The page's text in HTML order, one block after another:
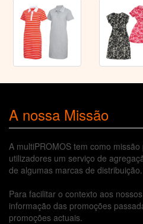
A nossa Missão
A multiPROMOS tem como
utilizadores um serviço de
de algumas marcas de distribuição.
Para facilitar o contexto aos
informação das promoções
promoções actuais.